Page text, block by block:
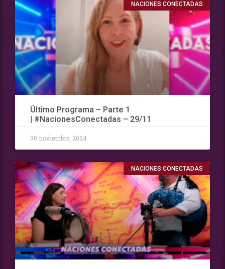
NACIONES CONECTADAS
Último Programa – Parte 1
| #NacionesConectadas – 29/11
30 noviembre, 2024
NACIONES CONECTADAS